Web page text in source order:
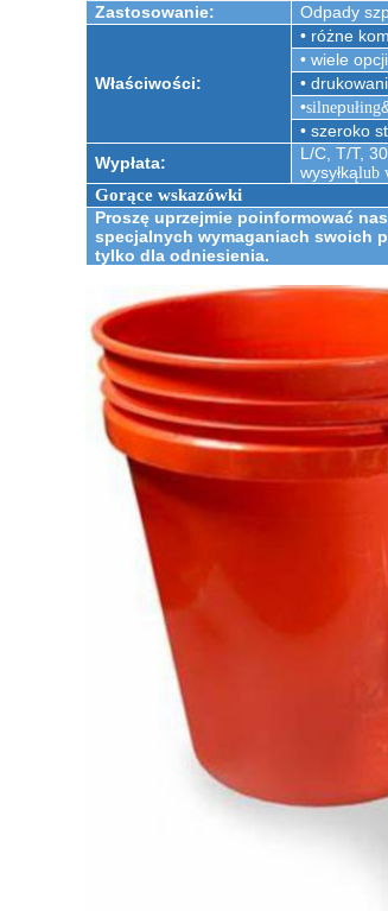
Zastosowanie: Odpady
Właściwości:
• różne
• wiele
•
•silnepułing
• szeroko
Wypłata:
L/C, T/T,
wysyłkąlub
Gorące wskazówki
Proszę uprzejmie poinformować
specjalnych wymaganiach swoich
tylko dla odniesienia.